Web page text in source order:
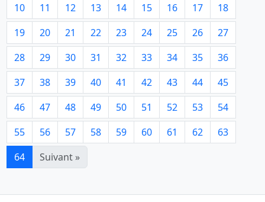
10
11 12 13 14 15 16 17
18
19
20 21 22 23 24 25 26
27
28
29 30 31 32 33 34 35
36
37
38 39 40 41 42 43 44
45
46
47 48 49 50 51 52 53
54
55
56 57 58 59 60 61 62
63
64
Suivant »